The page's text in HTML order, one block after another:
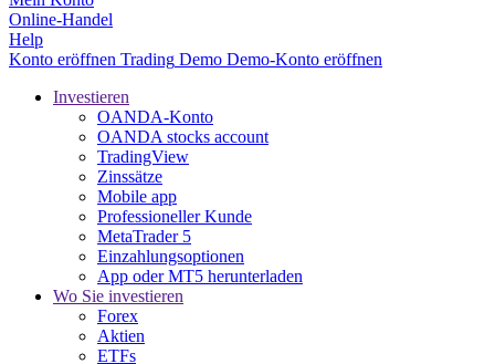
Online-Handel
Help
Konto eröffnen Trading Demo Demo-Konto eröffnen
Investieren
OANDA-Konto
OANDA stocks account
TradingView
Zinssätze
Mobile app
Professioneller Kunde
MetaTrader 5
Einzahlungsoptionen
App oder MT5 herunterladen
Wo Sie investieren
Forex
Aktien
ETFs